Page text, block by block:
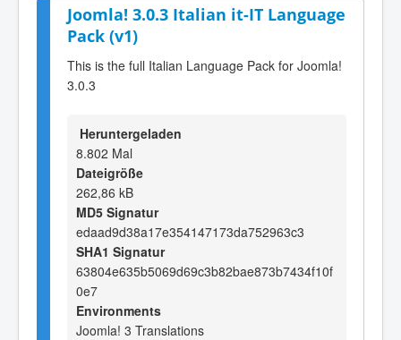
Joomla! 3.0.3 Italian it-IT Language
Pack (v1)
This is the full Italian Language Pack for Joomla!
3.0.3
Heruntergeladen
8.802 Mal
Dateigröße
262,86 kB
MD5 Signatur
edaad9d38a17e354147173da752963c3
SHA1 Signatur
63804e635b5069d69c3b82bae873b7434f10f
0e7
Environments
Joomla! 3 Translations